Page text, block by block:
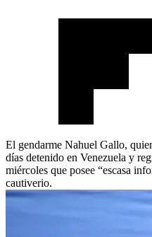
El gendarme Nahuel Gallo,
días detenido en Venezuela y
miércoles que posee “escasa
cautiverio.